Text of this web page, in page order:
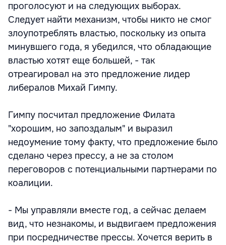
проголосуют и на следующих выборах.
Следует найти механизм, чтобы никто не смог
злоупотреблять властью, поскольку из опыта
минувшего года, я убедился, что обладающие
властью хотят еще большей, - так
отреагировал на это предложение лидер
либералов Михай Гимпу.
Гимпу посчитал предложение Филата
"хорошим, но запоздалым" и выразил
недоумение тому факту, что предложение было
сделано через прессу, а не за столом
переговоров с потенциальными партнерами по
коалиции.
- Мы управляли вместе год, а сейчас делаем
вид, что незнакомы, и выдвигаем предложения
при посредничестве прессы. Хочется верить в